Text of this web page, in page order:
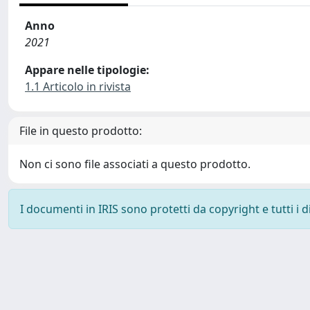
Anno
2021
Appare nelle tipologie:
1.1 Articolo in rivista
File in questo prodotto:
Non ci sono file associati a questo prodotto.
I documenti in IRIS sono protetti da copyright e tutti i